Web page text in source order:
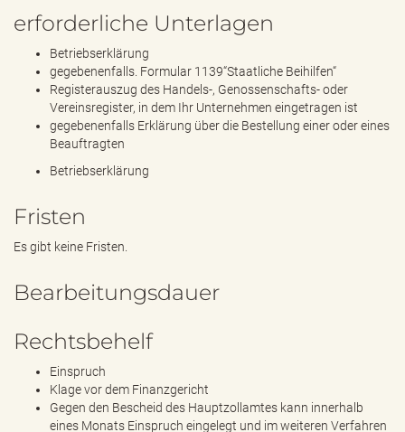
erforderliche Unterlagen
Betriebserklärung
gegebenenfalls. Formular 1139“Staatliche Beihilfen“
Registerauszug des Handels-, Genossenschafts- oder
Vereinsregister, in dem Ihr Unternehmen eingetragen ist
gegebenenfalls Erklärung über die Bestellung einer oder eines
Beauftragten
Betriebserklärung
Fristen
Es gibt keine Fristen.
Bearbeitungsdauer
Rechtsbehelf
Einspruch
Klage vor dem Finanzgericht
Gegen den Bescheid des Hauptzollamtes kann innerhalb
eines Monats Einspruch eingelegt und im weiteren Verfahren